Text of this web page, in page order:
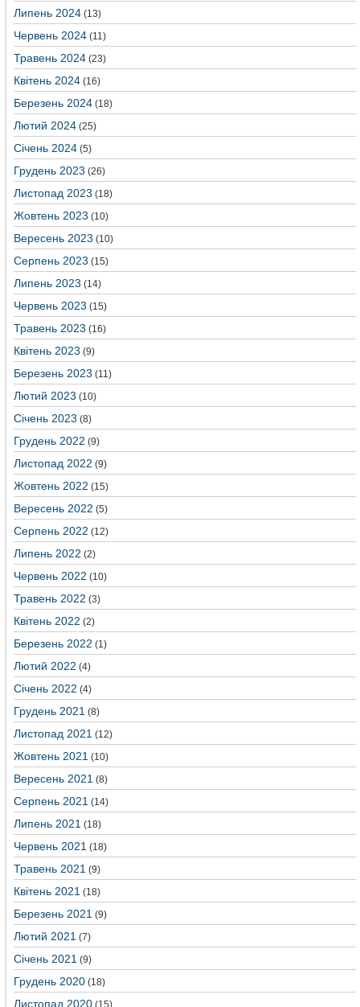
Липень 2024 (13)
Червень 2024 (11)
Травень 2024 (23)
Квітень 2024 (16)
Березень 2024 (18)
Лютий 2024 (25)
Січень 2024 (5)
Грудень 2023 (26)
Листопад 2023 (18)
Жовтень 2023 (10)
Вересень 2023 (10)
Серпень 2023 (15)
Липень 2023 (14)
Червень 2023 (15)
Травень 2023 (16)
Квітень 2023 (9)
Березень 2023 (11)
Лютий 2023 (10)
Січень 2023 (8)
Грудень 2022 (9)
Листопад 2022 (9)
Жовтень 2022 (15)
Вересень 2022 (5)
Серпень 2022 (12)
Липень 2022 (2)
Червень 2022 (10)
Травень 2022 (3)
Квітень 2022 (2)
Березень 2022 (1)
Лютий 2022 (4)
Січень 2022 (4)
Грудень 2021 (8)
Листопад 2021 (12)
Жовтень 2021 (10)
Вересень 2021 (8)
Серпень 2021 (14)
Липень 2021 (18)
Червень 2021 (18)
Травень 2021 (9)
Квітень 2021 (18)
Березень 2021 (9)
Лютий 2021 (7)
Січень 2021 (9)
Грудень 2020 (18)
Листопад 2020 (15)